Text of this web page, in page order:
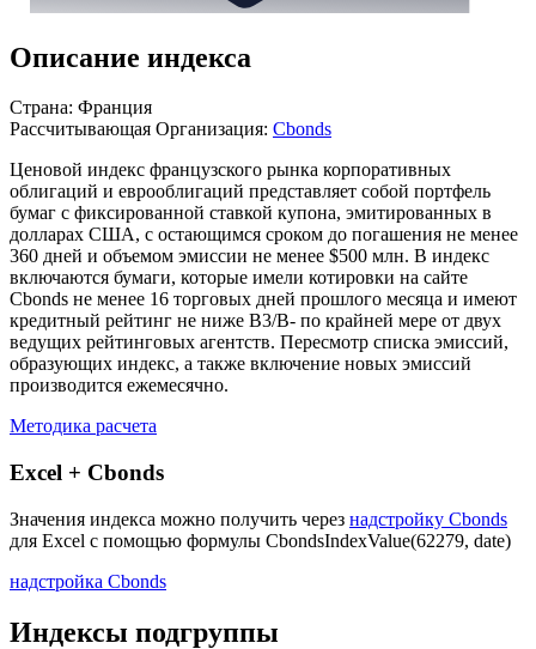
Описание индекса
Страна: Франция
Рассчитывающая Организация: Cbonds
Ценовой индекс французского рынка корпоративных
облигаций и еврооблигаций представляет собой портфель
бумаг с фиксированной ставкой купона, эмитированных в
долларах США, с остающимся сроком до погашения не менее
360 дней и объемом эмиссии не менее $500 млн. В индекс
включаются бумаги, которые имели котировки на сайте
Cbonds не менее 16 торговых дней прошлого месяца и имеют
кредитный рейтинг не ниже B3/B- по крайней мере от двух
ведущих рейтинговых агентств. Пересмотр списка эмиссий,
образующих индекс, а также включение новых эмиссий
производится ежемесячно.
Методика расчета
Excel + Cbonds
Значения индекса можно получить через надстройку Cbonds
для Excel с помощью формулы CbondsIndexValue(62279, date)
надстройка Cbonds
Индексы подгруппы